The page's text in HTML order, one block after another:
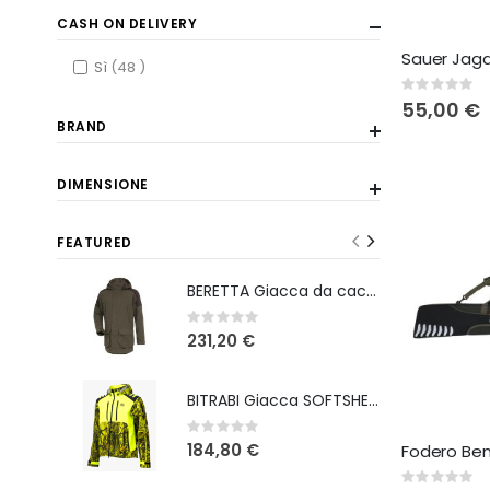
Rating:
0%
55,00 €
Fodero
Rating:
CASH ON DELIVERY
Sì 48 items
BRAND
DIMENSIONE
FEATURED
BERETTA Giacca da caccia Tri-Active Evo
Rating:
0%
231,20 €
BITRABI Giacca SOFTSHELL DA CACCIA TIGER GIALLO FLUO
Rating:
0%
184,80 €